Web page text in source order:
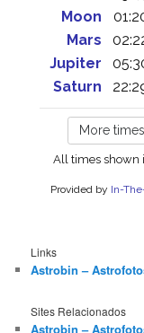
Links
Astrobin –
Sites Relacionados
Astrobin –